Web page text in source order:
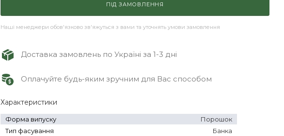
ПІД ЗАМОВЛЕННЯ
Наші менеджери обов'язково зв'яжуться з вами та уточнять умови замовлення
Доставка замовлень по Україні за 1-3 дні
Оплачуйте будь-яким зручним для Вас способом
Характеристики
Форма випуску
Порошок
Тип фасування
Банка